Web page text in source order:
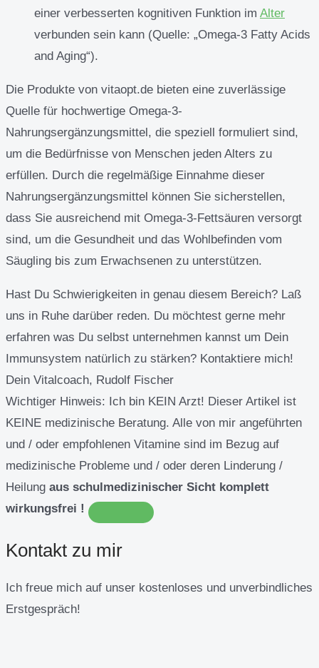
einer verbesserten kognitiven Funktion im Alter
verbunden sein kann (Quelle: „Omega-3 Fatty Acids
and Aging“).
Die Produkte von vitaopt.de bieten eine zuverlässige
Quelle für hochwertige Omega-3-
Nahrungsergänzungsmittel, die speziell formuliert sind,
um die Bedürfnisse von Menschen jeden Alters zu
erfüllen. Durch die regelmäßige Einnahme dieser
Nahrungsergänzungsmittel können Sie sicherstellen,
dass Sie ausreichend mit Omega-3-Fettsäuren versorgt
sind, um die Gesundheit und das Wohlbefinden vom
Säugling bis zum Erwachsenen zu unterstützen.
Hast Du Schwierigkeiten in genau diesem Bereich? Laß
uns in Ruhe darüber reden. Du möchtest gerne mehr
erfahren was Du selbst unternehmen kannst um Dein
Immunsystem natürlich zu stärken? Kontaktiere mich!
Dein Vitalcoach, Rudolf Fischer
Wichtiger Hinweis: Ich bin KEIN Arzt! Dieser Artikel ist
KEINE medizinische Beratung. Alle von mir angeführten
und / oder empfohlenen Vitamine sind im Bezug auf
medizinische Probleme und / oder deren Linderung /
Heilung aus schulmedizinischer Sicht komplett
wirkungsfrei !
Kontakt zu mir
Ich freue mich auf unser kostenloses und unverbindliches
Erstgespräch!